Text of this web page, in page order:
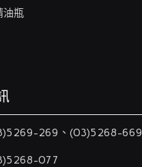
油瓶
269 、 (03)5268-669
077